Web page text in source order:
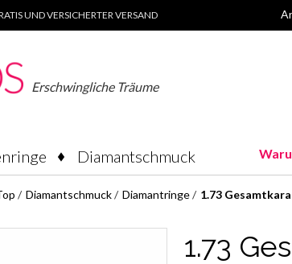
UND VERSICHERTER VERSAND
Erschwingliche Träume
Diamantschmuck
/ Diamantschmuck/ Diamantringe/ 1.73
1.73